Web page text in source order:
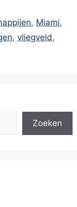
, Miami,
, vliegveld ,
Zoeken